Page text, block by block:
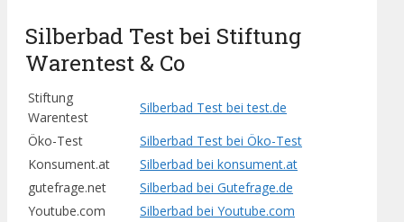
Silberbad Test bei Stiftung
Warentest & Co
Stiftung
Warentest
Silberbad Test bei test.de
Öko-Test
Silberbad Test bei Öko-Test
Konsument.at
Silberbad bei konsument.at
gutefrage.net
Silberbad bei Gutefrage.de
Youtube.com
Silberbad bei Youtube.com